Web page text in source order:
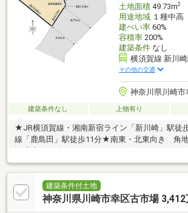
土地面積49.73m2
用途地域１種中高
建ぺい率60%
容積率200%
建築条件なし
横須賀線 新川
その他の交通
神奈川県川崎市
建築条件なし 上物有り
★JR横須賀線・湘南新宿ライン「新川崎」駅
線「鹿島田」駅徒歩11分★南東・北東向き 角
建築条件付土地
神奈川県川崎市幸区古市場 3,412